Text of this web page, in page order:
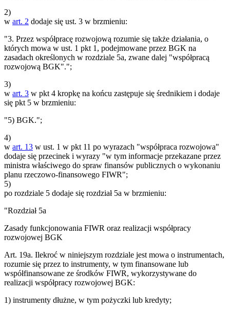
2)
w art. 2 dodaje się ust. 3 w brzmieniu:
"3. Przez współpracę rozwojową rozumie się także działania, o
których mowa w ust. 1 pkt 1, podejmowane przez BGK na
zasadach określonych w rozdziale 5a, zwane dalej "współpracą
rozwojową BGK".";
3)
w art. 3 w pkt 4 kropkę na końcu zastępuje się średnikiem i dodaje
się pkt 5 w brzmieniu:
"5) BGK.";
4)
w art. 13 w ust. 1 w pkt 11 po wyrazach "współpraca rozwojowa"
dodaje się przecinek i wyrazy "w tym informacje przekazane przez
ministra właściwego do spraw finansów publicznych o wykonaniu
planu rzeczowo-finansowego FIWR";
5)
po rozdziale 5 dodaje się rozdział 5a w brzmieniu:
"Rozdział 5a
Zasady funkcjonowania FIWR oraz realizacji współpracy
rozwojowej BGK
Art. 19a. Ilekroć w niniejszym rozdziale jest mowa o instrumentach,
rozumie się przez to instrumenty, w tym finansowane lub
współfinansowane ze środków FIWR, wykorzystywane do
realizacji współpracy rozwojowej BGK:
1) instrumenty dłużne, w tym pożyczki lub kredyty;